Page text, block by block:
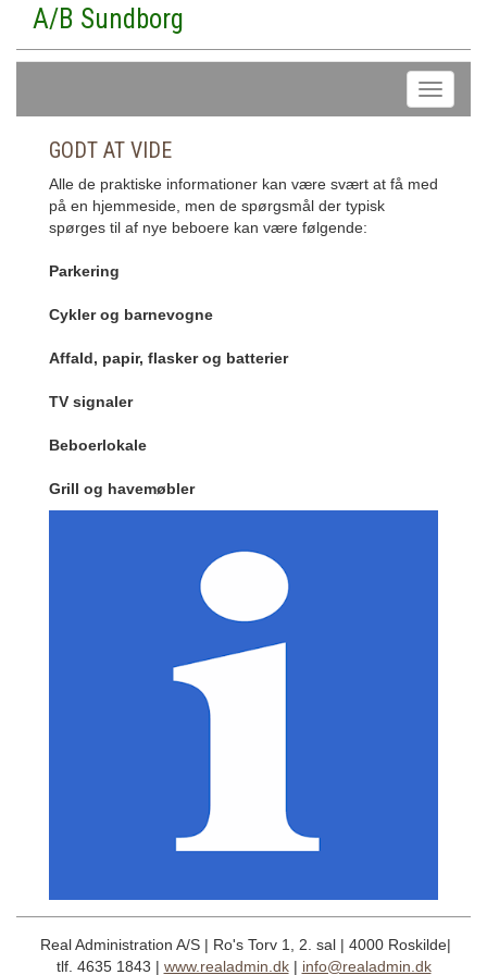
A/B Sundborg
GODT AT VIDE
Alle de praktiske informationer kan være svært at få med
på en hjemmeside, men de spørgsmål der typisk
spørges til af nye beboere kan være følgende:
Parkering
Cykler og barnevogne
Affald, papir, flasker og batterier
TV signaler
Beboerlokale
Grill og havemøbler
Real Administration A/S | Ro's Torv 1, 2. sal | 4000 Roskilde|
tlf. 4635 1843 | www.realadmin.dk | info@realadmin.dk